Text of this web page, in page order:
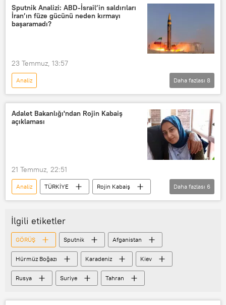
Tahran
yorum Washington
Sputnik Analizi: ABD-İsrail’in saldırıları
İran’ın füze gücünü neden kırmayı
başaramadı?
23 Temmuz, 13:57
Analiz
ABD-İSRAİL SALDIRILARI: İRAN VE KÖRFEZ KRİZİ
Sputnik
ABD
Ortadoğu
İran
Daha fazlası 8
Adalet Bakanlığı'ndan Rojin Kabaiş
açıklaması
21 Temmuz, 22:51
Analiz TÜRKİYE
Rojin Kabaiş
Adalet Bakanlığı
DNA
DNA testi
adli tıp raporu
Adli Tıp Kurumu
Daha fazlası 6
İlgili etiketler
GÖRÜŞ Sputnik Afganistan
Hürmüz Boğazı Karadeniz Kiev
Rusya Suriye Tahran